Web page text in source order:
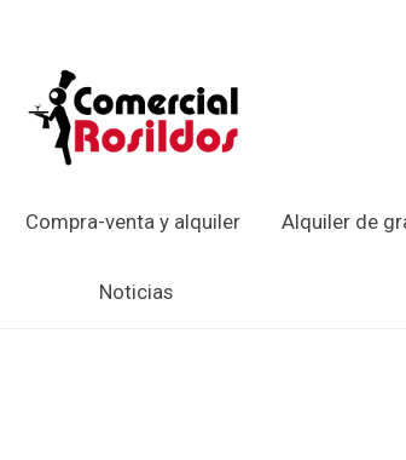
Compra-venta y alquiler Alquiler de
Noticias